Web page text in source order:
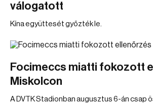
válogatott
Kína együttesét győzték le.
Focimeccs miatti fokozott
Miskolcon
A DVTK Stadionban augusztus 6-án csap